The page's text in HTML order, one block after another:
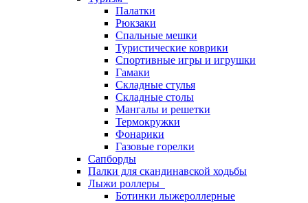
Палатки
Рюкзаки
Спальные мешки
Туристические коврики
Спортивные игры и игрушки
Гамаки
Складные стулья
Складные столы
Мангалы и решетки
Термокружки
Фонарики
Газовые горелки
Сапборды
Палки для скандинавской ходьбы
Лыжи роллеры
Ботинки лыжероллерные